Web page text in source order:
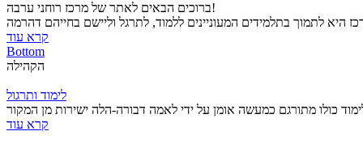
ברוכים הבאים לאתר של מרכז רוחני ערבה!
קרא עוד
Bottom
הקהילה
לימוד ותרגול
קרא עוד